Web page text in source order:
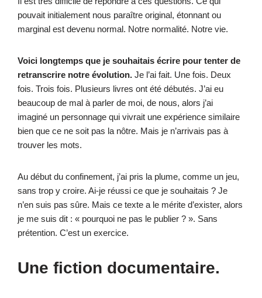
pouvait initialement nous paraître original, étonnant ou
marginal est devenu normal. Notre normalité. Notre vie.
Voici longtemps que je souhaitais écrire pour tenter de
retranscrire notre évolution. Je l’ai fait. Une fois. Deux
fois. Trois fois. Plusieurs livres ont été débutés. J’ai eu
beaucoup de mal à parler de moi, de nous, alors j’ai
imaginé un personnage qui vivrait une expérience similaire
bien que ce ne soit pas la nôtre. Mais je n’arrivais pas à
trouver les mots.
Au début du confinement, j’ai pris la plume, comme un jeu,
sans trop y croire. Ai-je réussi ce que je souhaitais ? Je
n’en suis pas sûre. Mais ce texte a le mérite d’exister, alors
je me suis dit : « pourquoi ne pas le publier ? ». Sans
prétention. C’est un exercice.
Une fiction documentaire.